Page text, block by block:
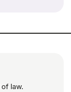
law.